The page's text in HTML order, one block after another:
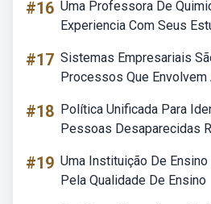
#16 Uma Professora De
Experiencia Com Seus
#17 Sistemas Empresariais
Processos Que Envolvem
#18 Política Unificada Para
Pessoas Desaparecidas
#19 Uma Instituição De
Pela Qualidade De Ensino